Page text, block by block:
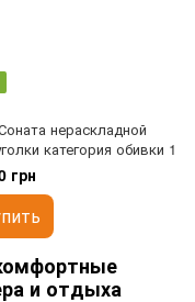
нераскладной
категория обивки 1
грн
и отдыха